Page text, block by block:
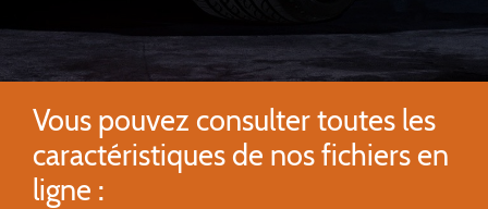
Vous pouvez consulter toutes les
caractéristiques de nos fichiers en
ligne :